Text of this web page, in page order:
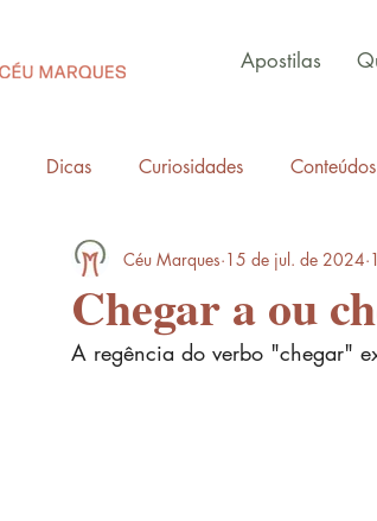
Apostilas
Dicas Curiosidades Conteúdos
Chegar a ou
Céu Marques 15 de jul. de 2024
A regência do verbo "chegar"